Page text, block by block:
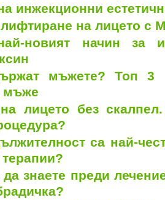
инжекционни
на лицето с
новият начин за
мъжете? Топ 3
мъже
лицето без
са най-
знаете преди